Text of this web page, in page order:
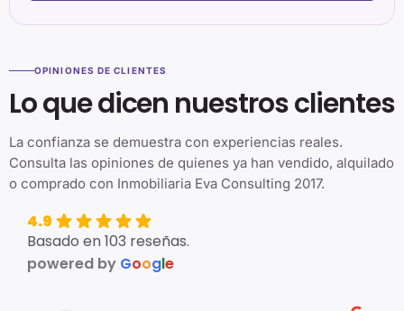
OPINIONES DE CLIENTES
Lo que dicen nuestros clientes
La confianza se demuestra con experiencias reales.
Consulta las opiniones de quienes ya han vendido, alquilado
o comprado con Inmobiliaria Eva Consulting 2017.
4.9
Basado en 103 reseñas.
powered by Google